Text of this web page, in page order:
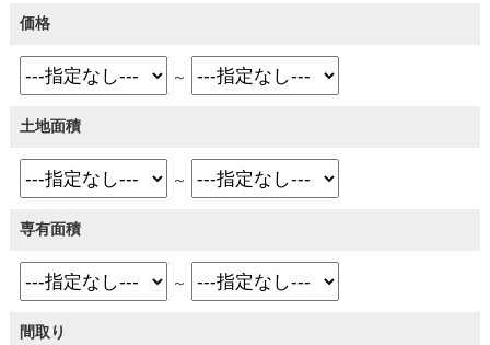
価格
～
土地面積
～
専有面積
～
間取り